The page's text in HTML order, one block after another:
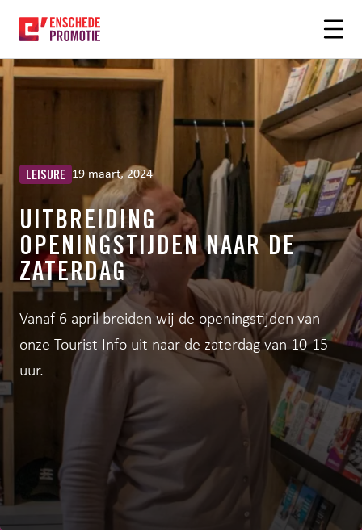
LEISURE 19 maart, 2024
UITBREIDING
OPENINGSTIJDEN NAAR DE
ZATERDAG
Vanaf 6 april breiden wij de openingstijden van
onze Tourist Info uit naar de zaterdag van 10-15
uur.